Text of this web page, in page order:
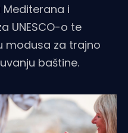
i
UNESCO-o te
modusa za trajno
baštine.